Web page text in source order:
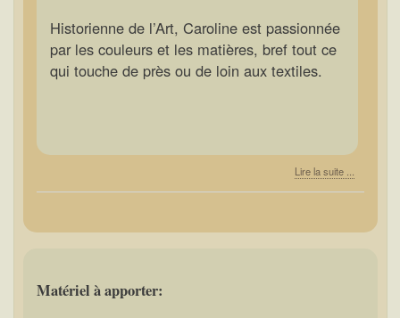
Historienne de l’Art, Caroline est passionnée
par les couleurs et les matières, bref tout ce
qui touche de près ou de loin aux textiles.
Lire la suite ...
Matériel à apporter: